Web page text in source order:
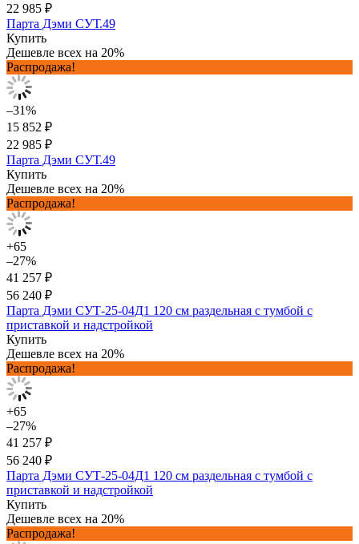
22 985 ₽
Парта Дэми СУТ.49
Купить
Дешевле всех на 20%
Распродажа!
–31%
15 852 ₽
22 985 ₽
Парта Дэми СУТ.49
Купить
Дешевле всех на 20%
Распродажа!
+65
–27%
41 257 ₽
56 240 ₽
Парта Дэми СУТ-25-04Д1 120 см раздельная с тумбой с
приставкой и надстройкой
Купить
Дешевле всех на 20%
Распродажа!
+65
–27%
41 257 ₽
56 240 ₽
Парта Дэми СУТ-25-04Д1 120 см раздельная с тумбой с
приставкой и надстройкой
Купить
Дешевле всех на 20%
Распродажа!